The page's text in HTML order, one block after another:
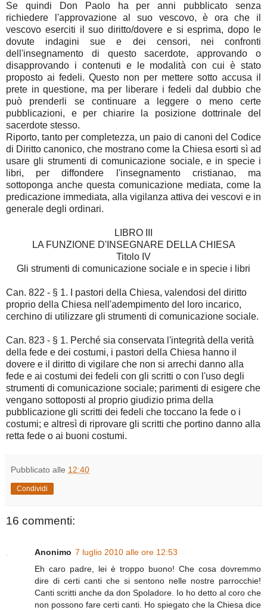
Se quindi Don Paolo ha per anni pubblicato senza
richiedere l'approvazione al suo vescovo, è ora che il
vescovo eserciti il suo diritto/dovere e si esprima, dopo le
dovute indagini sue e dei censori, nei confronti
dell'insegnamento di questo sacerdote, approvando o
disapprovando i contenuti e le modalità con cui è stato
proposto ai fedeli. Questo non per mettere sotto accusa il
prete in questione, ma per liberare i fedeli dal dubbio che
può prenderli se continuare a leggere o meno certe
pubblicazioni, e per chiarire la posizione dottrinale del
sacerdote stesso.
Riporto, tanto per completezza, un paio di canoni del Codice
di Diritto canonico, che mostrano come la Chiesa esorti sì ad
usare gli strumenti di comunicazione sociale, e in specie i
libri, per diffondere l'insegnamento cristianao, ma
sottoponga anche questa comunicazione mediata, come la
predicazione immediata, alla vigilanza attiva dei vescovi e in
generale degli ordinari.
LIBRO III
LA FUNZIONE D'INSEGNARE DELLA CHIESA
Titolo IV
Gli strumenti di comunicazione sociale e in specie i libri
Can. 822 - § 1. I pastori della Chiesa, valendosi del diritto
proprio della Chiesa nell'adempimento del loro incarico,
cerchino di utilizzare gli strumenti di comunicazione sociale.
Can. 823 - § 1. Perché sia conservata l'integrità della verità
della fede e dei costumi, i pastori della Chiesa hanno il
dovere e il diritto di vigilare che non si arrechi danno alla
fede e ai costumi dei fedeli con gli scritti o con l'uso degli
strumenti di comunicazione sociale; parimenti di esigere che
vengano sottoposti al proprio giudizio prima della
pubblicazione gli scritti dei fedeli che toccano la fede o i
costumi; e altresì di riprovare gli scritti che portino danno alla
retta fede o ai buoni costumi.
Pubblicato alle 12:40
Condividi
16 commenti:
Anonimo 7 luglio 2010 alle ore 12:53
Eh caro padre, lei è troppo buono! Che cosa dovremmo
dire di certi canti che si sentono nelle nostre parrocchie!
Canti scritti anche da don Spoladore. Io ho detto al coro che
non possono fare certi canti. Ho spiegato che la Chiesa dice